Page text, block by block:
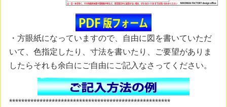
・方眼紙になっていますので、自由に図を書いていただ
いて、色指定したり、寸法を書いたり、ご要望がありま
したらそれも余白にご自由にご記入なさってください。
*****************************************************